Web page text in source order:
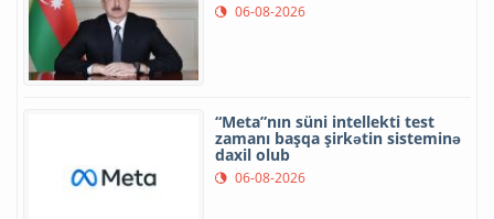
06-08-2026
“Meta”nın süni intellekti test
zamanı başqa şirkətin sisteminə
daxil olub
06-08-2026